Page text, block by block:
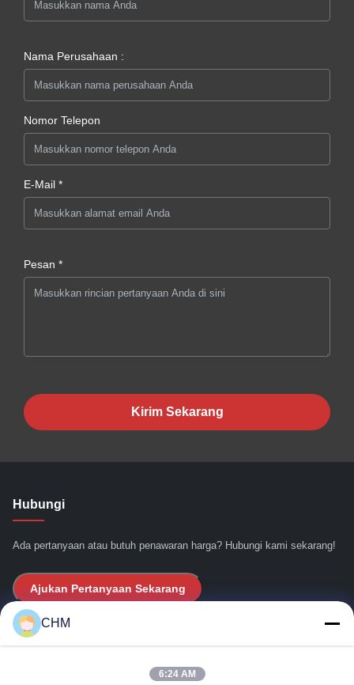
Nama Perusahaan :
Nomor Telepon
E-Mail *
Pesan *
Kirim Sekarang
Hubungi
Ada pertanyaan atau butuh penawaran harga? Hubungi kami sekarang!
Ajukan Pertanyaan Sekarang
Tautan Cepat
CHM
6:24 AM